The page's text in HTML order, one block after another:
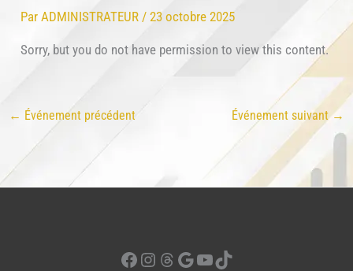
ParADMINISTRATEUR /23 octobre 2025
Sorry, but you do not have permission to view this content.
← Événement précédent Événement suivant→
Facebook
Instagram
Threads
Google
YouTube
TikTok